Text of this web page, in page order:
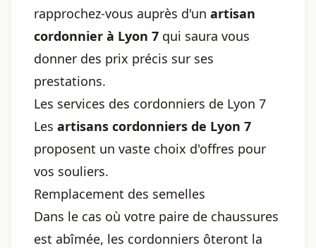
rapprochez-vous auprès d'un artisan
cordonnier à Lyon 7 qui saura vous
donner des prix précis sur ses
prestations.
Les services des cordonniers de Lyon 7
Les artisans cordonniers de Lyon 7
proposent un vaste choix d'offres pour
vos souliers.
Remplacement des semelles
Dans le cas où votre paire de chaussures
est abîmée, les cordonniers ôteront la